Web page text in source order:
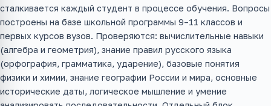
сталкивается каждый студент в процессе обучения. Вопросы
построены на базе школьной программы 9–11 классов и
первых курсов вузов. Проверяются: вычислительные навыки
(алгебра и геометрия), знание правил русского языка
(орфография, грамматика, ударение), базовые понятия
физики и химии, знание географии России и мира, основные
исторические даты, логическое мышление и умение